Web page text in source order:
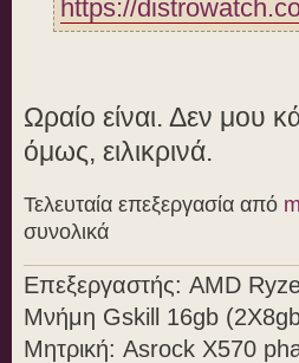
https://
Ωραίο είναι. Δεν μου
όμως, ειλικρινά.
Τελευταία επεξεργασία από
συνολικά
Επεξεργαστής: AMD
Μνήμη Gskill 16gb
Μητρική: Asrock X570